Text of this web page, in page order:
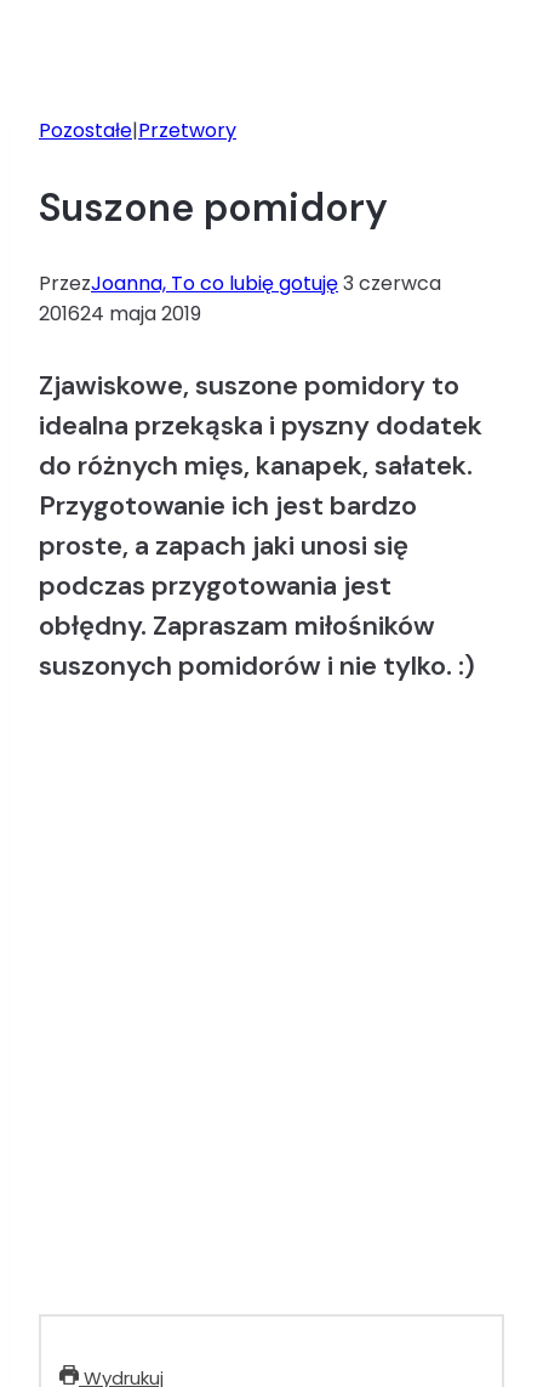
Pozostałe|Przetwory
Suszone pomidory
PrzezJoanna, To co lubię gotuję3 czerwca
201624 maja 2019
Zjawiskowe, suszone pomidory to
idealna przekąska i pyszny dodatek
do różnych mięs, kanapek, sałatek.
Przygotowanie ich jest bardzo
proste, a zapach jaki unosi się
podczas przygotowania jest
obłędny. Zapraszam miłośników
suszonych pomidorów i nie tylko. :)
Wydrukuj